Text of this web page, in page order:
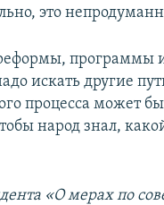
это
программы
искать другие
процесса может
народ знал,
«О мерах по